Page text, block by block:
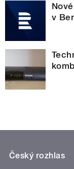
v
Český rozhlas